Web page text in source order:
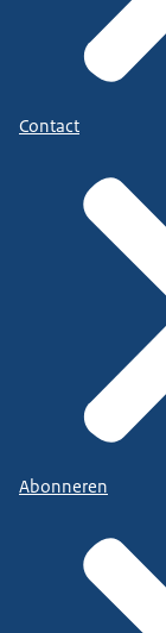
Contact
Abonneren